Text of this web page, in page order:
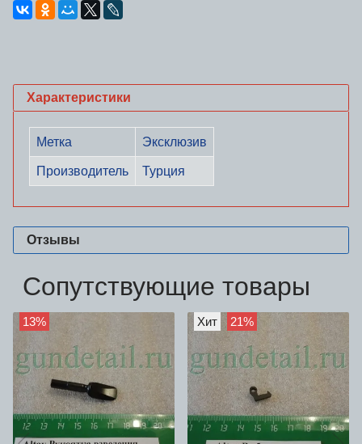
Характеристики
Метка Эксклюзив
Производитель Турция
Отзывы
Сопутствующие товары
13% Хит 21%